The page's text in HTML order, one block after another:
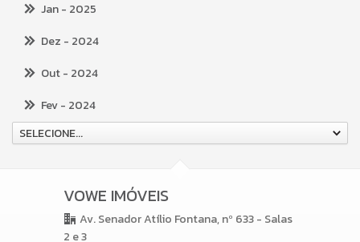
Jan- 2025
Dez - 2024
Out- 2024
Fev- 2024
SELECIONE...
VOWE IMÓVEIS
Av. Senador Atílio Fontana, nº 633 - Salas
2 e 3